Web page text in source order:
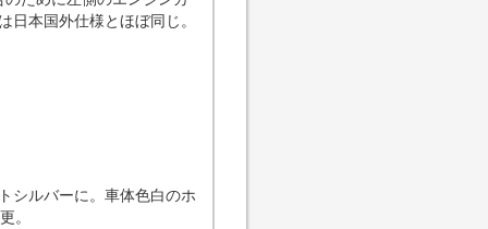
本国外仕様とほぼ同じ。
シルバーに。車体色白のホ
。